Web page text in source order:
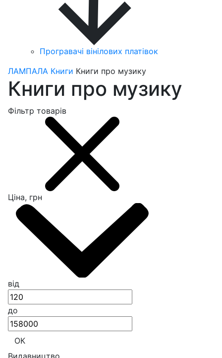
Програвачі вінілових платівок
ЛАМПАЛА Книги Книги про музику
Книги про музику
Фільтр товарів
Ціна, грн
від
до
ОК